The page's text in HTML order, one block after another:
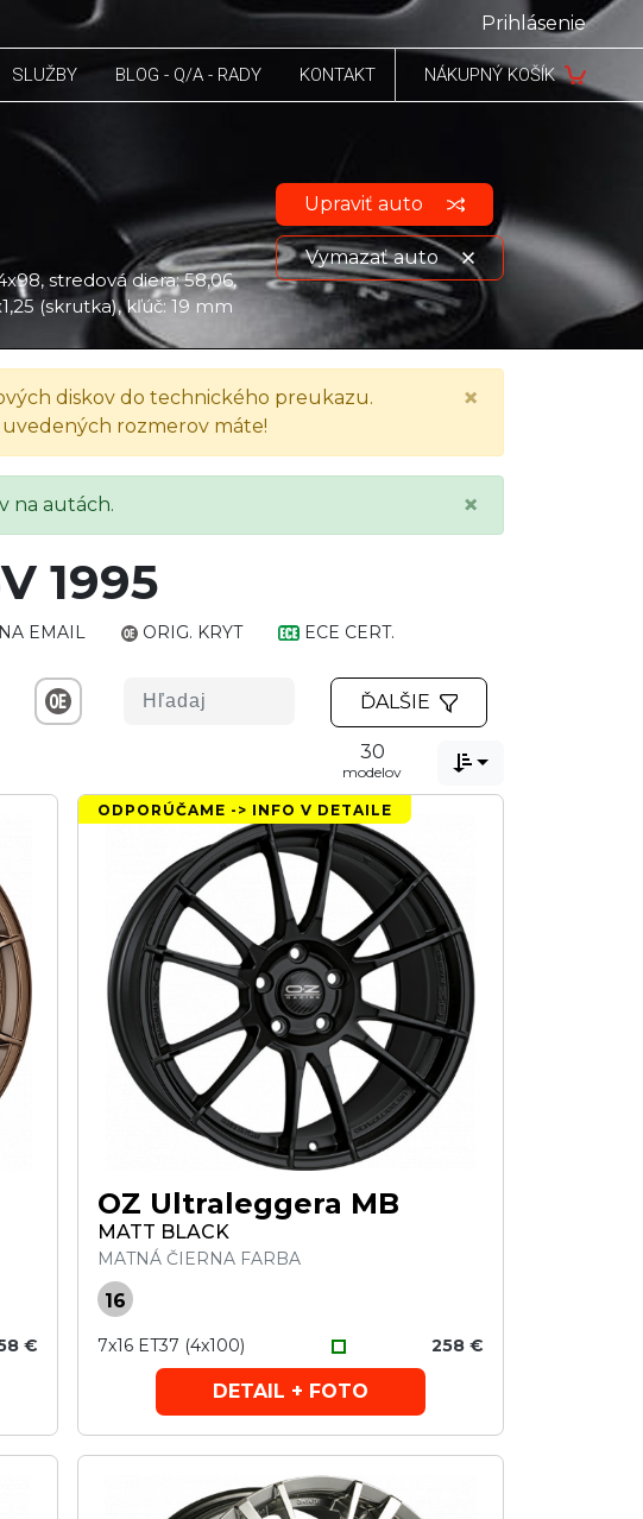
Prihlásenie
SLUŽBY BLOG - Q/A - RADY KONTAKT NÁKUPNÝ KOŠÍK
stredová diera: 58,06,
(skrutka), kľúč: 19 mm
Upraviť auto
Vymazať auto
Zobraziť údaje o vozidle
diskov do technického preukazu.
rozmerov máte!
×
na autách. ×
1995
EMAIL ORIG. KRYT ECE CERT.
ĎALŠIE
30
modelov 
€
ODPORÚČAME -> INFO V DETAILE
OZ Ultraleggera MB
MATT BLACK
MATNÁ ČIERNA FARBA
16
7x16 ET37 (4x100) 258 €
DETAIL + FOTO